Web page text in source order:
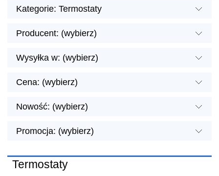
Kategorie: Termostaty
Producent: (wybierz)
Wysyłka w: (wybierz)
Cena: (wybierz)
Nowość: (wybierz)
Promocja: (wybierz)
Termostaty